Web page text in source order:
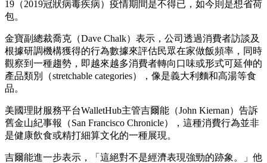
19（2019冠狀病毒疾病）疫情期間是不得已，如今則是想省荷
包。
金寶副總裁喬克（Dave Chalk）表示，公司透過消費者訪談及
根據研調機構獲得的行為數據來評估民眾在家做飯頻率，同時
觀察到一種趨勢，即越來越多消費者轉向口味或形式可延伸的
產品類別（stretchable categories），像是義大利麵和高湯等食
品。
美國理財服務平台WalletHub主管吉爾能（John Kiernan）告訴
舊金山紀事報（San Francisco Chronicle），這種消費行為並非
是健康飲食或精打細算文化的一種展現。
吉爾能進一步表示，「這絕對不是經濟表現強勁的跡象。」他